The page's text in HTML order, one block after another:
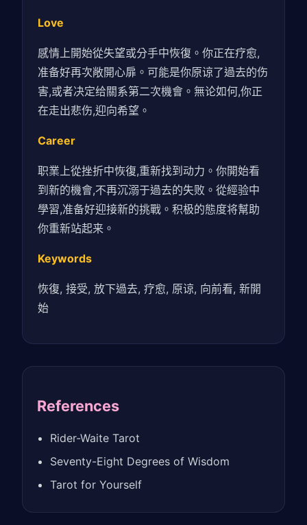
Love
感情上開始從失望或分手中恢復。你正在疗愈,
准备好再次敞開心扉。可能是你原谅了過去的伤
害,或者决定给關系第二次機會。無论如何,你正
在走出悲伤,迎向希望。
Career
职業上從挫折中恢復,重新找到动力。你開始看
到新的機會,不再沉溺于過去的失败。從經验中
學習,准备好迎接新的挑戰。积极的態度将幫助
你重新站起来。
Keywords
恢復, 接受, 放下過去, 疗愈, 原谅, 向前看, 新開
始
References
Rider-Waite Tarot
Seventy-Eight Degrees of Wisdom
Tarot for Yourself